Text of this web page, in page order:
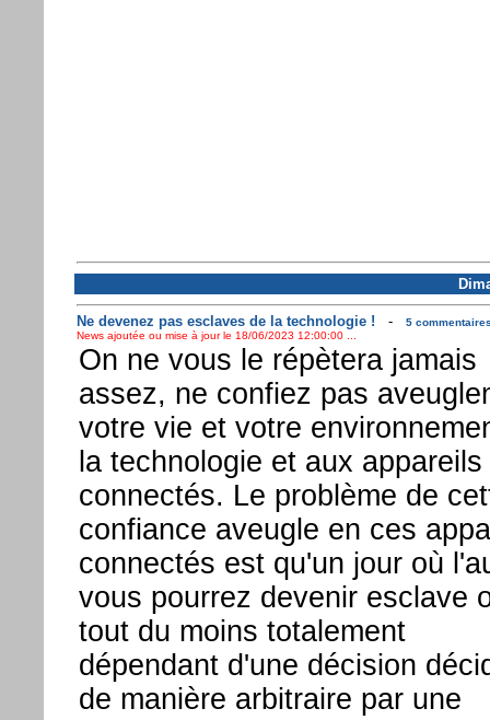
Ne devenez pas esclaves de la technologie ! -
5
News ajoutée ou mise à jour le 18/06/2023 12:00:00 ...
On ne vous le répètera jamais
assez, ne confiez pas
votre vie et votre
la technologie et aux appareils
connectés. Le problème de
confiance aveugle en ces
connectés est qu'un jour où
vous pourrez devenir esclave
tout du moins totalement
dépendant d'une décision
de manière arbitraire par une